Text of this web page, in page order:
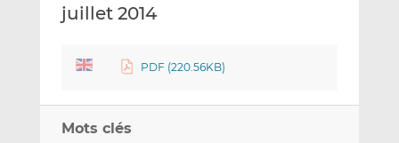
juillet 2014
PDF (220.56KB)
Mots clés